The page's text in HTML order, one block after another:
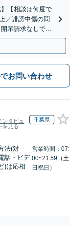
【相談は何度で
／誹謗中傷の問
示請求なしで本
お問い合わせ
ンタビュ
を見る
千葉県
法(対
話・ビデ
)は応相
営業時間：07:
00~21:59（土
日祝日）